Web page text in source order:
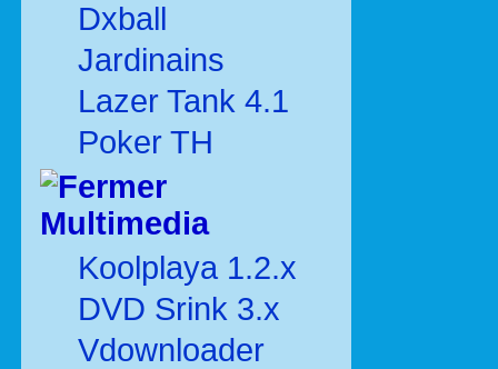
Dxball
Jardinains
Lazer Tank 4.1
Poker TH
Multimedia
Koolplaya 1.2.x
DVD Srink 3.x
Vdownloader